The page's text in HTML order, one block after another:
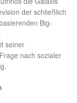
der schließlich
Big-
seiner
nach sozialer